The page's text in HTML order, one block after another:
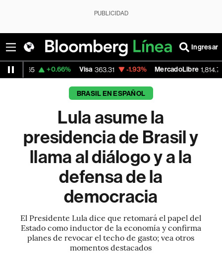
PUBLICIDAD
Ingresar
+0.66% Visa 363.31 -1.93% MercadoLibre 1,814.725 -
BRASIL EN ESPAÑOL
Lula asume la
presidencia de Brasil y
llama al diálogo y a la
defensa de la
democracia
El Presidente Lula dice que retomará el papel del
Estado como inductor de la economía y confirma
planes de revocar el techo de gasto; vea otros
momentos destacados